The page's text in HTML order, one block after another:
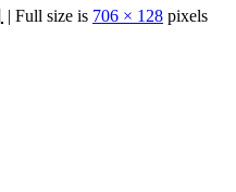
| Full size is 706 × 128 pixels